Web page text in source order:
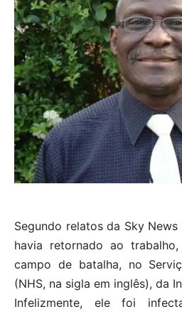
Segundo relatos da Sky
havia retornado ao
campo de batalha, no
(NHS, na sigla em inglês), da
Infelizmente, ele foi